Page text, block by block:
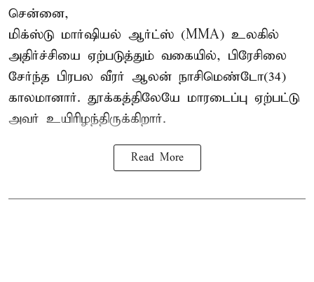
சென்னை,
மிக்ஸ்டு மார்ஷியல் ஆர்ட்ஸ் (MMA) உலகில்
அதிர்ச்சியை ஏற்படுத்தும் வகையில், பிரேசிலை
சேர்ந்த பிரபல வீரர் ஆலன் நாசிமெண்டோ(34)
காலமானார். தூக்கத்திலேயே மாரடைப்பு ஏற்பட்டு
அவர் உயிரிழந்திருக்கிறார்.
Read More